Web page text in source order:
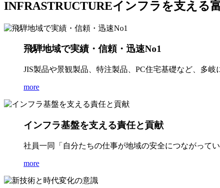
INFRASTRUCTUREインフラを支える
飛騨地域で実績・信頼・迅速No1
JIS製品や景観製品、特注製品、PC住宅基礎など、多
more
インフラ基盤を支える責任と貢献
社員一同「自分たちの仕事が地域の安全につながって
more